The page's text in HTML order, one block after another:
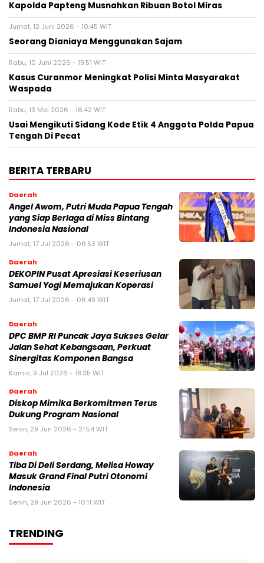
Kapolda Papteng Musnahkan Ribuan Botol Miras
Jumat, 12 Juni 2026 - 10:45 WIT
Seorang Dianiaya Menggunakan Sajam
Rabu, 10 Juni 2026 - 19:51 WIT
Kasus Curanmor Meningkat Polisi Minta Masyarakat
Waspada
Rabu, 13 Mei 2026 - 16:42 WIT
Usai Mengikuti Sidang Kode Etik 4 Anggota Polda Papua
Tengah Di Pecat
BERITA TERBARU
Daerah
Angel Awom, Putri Muda Papua Tengah
yang Siap Berlaga di Miss Bintang
Indonesia Nasional
Jumat, 17 Jul 2026 - 06:53 WIT
Daerah
DEKOPIN Pusat Apresiasi Keseriusan
Samuel Yogi Memajukan Koperasi
Jumat, 17 Jul 2026 - 06:49 WIT
Daerah
DPC BMP RI Puncak Jaya Sukses Gelar
Jalan Sehat Kebangsaan, Perkuat
Sinergitas Komponen Bangsa
Kamis, 9 Jul 2026 - 18:35 WIT
Daerah
Diskop Mimika Berkomitmen Terus
Dukung Program Nasional
Senin, 29 Jun 2026 - 21:54 WIT
Daerah
Tiba Di Deli Serdang, Melisa Howay
Masuk Grand Final Putri Otonomi
Indonesia
Senin, 29 Jun 2026 - 10:11 WIT
TRENDING